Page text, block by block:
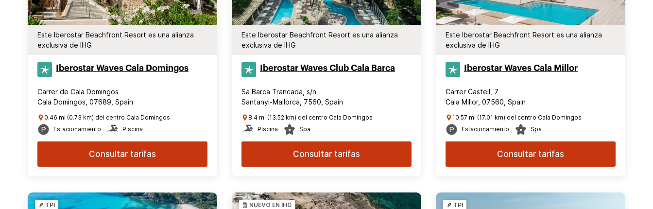
Este Iberostar Beachfront Resort es una alianza
exclusiva de IHG
Iberostar Waves Cala Domingos
Carrer de Cala Domingos
Cala Domingos, 07689, Spain
0.46 mi (0.73 km) del centro Cala Domingos
Estacionamiento
Piscina
Consultar tarifas
Este Iberostar Beachfront Resort es una alianza
exclusiva de IHG
Iberostar Waves Club Cala Barca
Sa Barca Trancada, s/n
Santanyi-Mallorca, 7560, Spain
8.4 mi (13.52 km) del centro Cala Domingos
Piscina
Spa
Consultar tarifas
Este Iberostar Beachfront Resort es una alianza
exclusiva de IHG
Iberostar Waves Cala Millor
Carrer Castell, 7
Cala Millor, 07560, Spain
10.57 mi (17.01 km) del centro Cala Domingos
Estacionamiento
Spa
Consultar tarifas
TPI NUEVO EN IHG TPI